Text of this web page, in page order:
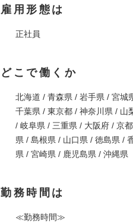
雇用形態は
正社員
どこで働くか
北海道 / 青森県 / 岩手県 / 宮城
千葉県 / 東京都 / 神奈川県 / 山
/ 岐阜県 / 三重県 / 大阪府 / 京
県 / 島根県 / 山口県 / 徳島県 /
県 / 宮崎県 / 鹿児島県 / 沖縄県
勤務時間は
≪勤務時間≫